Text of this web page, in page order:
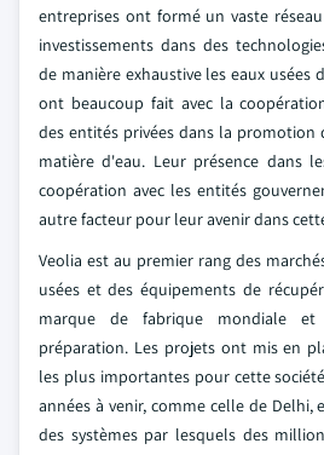
entreprises ont formé un vaste
investissements dans des
de manière exhaustive les eaux usées
ont beaucoup fait avec la
des entités privées dans la promotion
matière d'eau. Leur présence dans
coopération avec les entités
autre facteur pour leur avenir dans
Veolia est au premier rang des
usées et des équipements de
marque de fabrique mondiale
préparation. Les projets ont mis en
les plus importantes pour cette
années à venir, comme celle de
des systèmes par lesquels des